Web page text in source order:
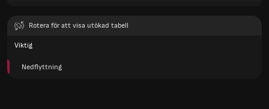
Rotera för att visa utökad tabell
Viktig
Nedflyttning